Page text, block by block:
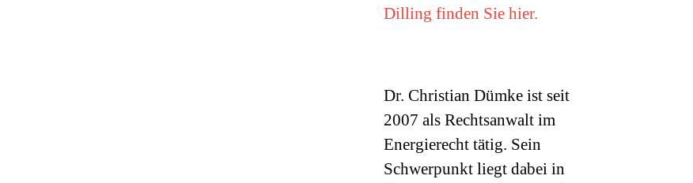
Dilling finden Sie hier.
Dr. Christian Dümke ist seit
2007 als Rechtsanwalt im
Energierecht tätig. Sein
Schwerpunkt liegt dabei in